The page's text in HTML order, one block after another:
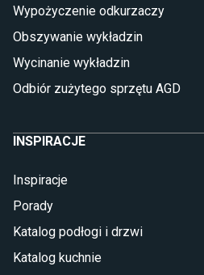
Płytki wielkoformatowe
Glazura
Płytki marmurowe
Wypożyczenie odkurzaczy
Obszywanie wykładzin
Wycinanie wykładzin
Odbiór zużytego sprzętu AGD
INSPIRACJE
Inspiracje
Porady
Katalog podłogi i drzwi
Katalog kuchnie